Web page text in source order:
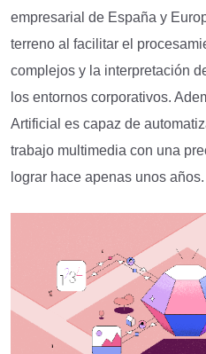
empresarial de España y
terreno al facilitar el
complejos y la interpretación
los entornos corporativos.
Artificial es capaz de
trabajo multimedia con una
lograr hace apenas unos años.